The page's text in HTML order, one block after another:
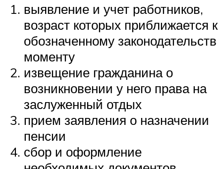
выявление и учет работников,
возраст которых приближается к
обозначенному законодательств
моменту
извещение гражданина о
возникновении у него права на
заслуженный отдых
прием заявления о назначении
пенсии
сбор и оформление